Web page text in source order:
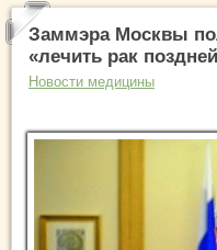
Заммэра Москвы
«лечить рак
Новости медицины